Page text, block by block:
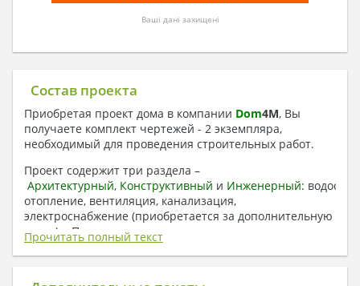
Ваші дані захищені
Состав проекта
Приобретая проект дома в компании Dom4M, Вы
получаете комплект чертежей - 2 экземпляра,
необходимый для проведения строительных работ.
Проект содержит три раздела –
Архитектурный, Конструктивный и Инженерный:
отопление, вентиляция, канализация,
электроснабжение (приобретается за дополнительную
плату) + Пояснительная записка.
1. Архитектурный раздел:
Прочитать полный текст